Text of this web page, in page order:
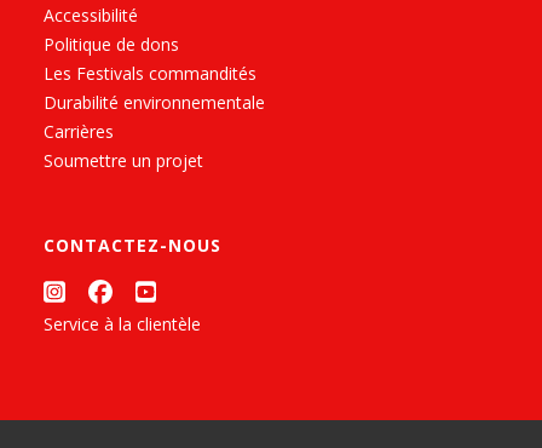
Accessibilité
Politique de dons
Les Festivals commandités
Durabilité environnementale
Carrières
Soumettre un projet
CONTACTEZ-NOUS
Service à la clientèle